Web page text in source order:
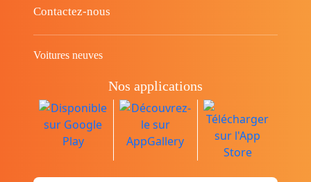
Contactez-nous
Voitures neuves
Nos applications